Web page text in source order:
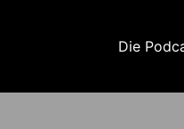
Die